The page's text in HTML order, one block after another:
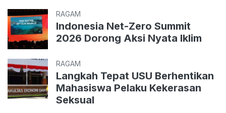
RAGAM
Indonesia Net-Zero Summit
2026 Dorong Aksi Nyata Iklim
RAGAM
Langkah Tepat USU Berhentikan
Mahasiswa Pelaku Kekerasan
Seksual